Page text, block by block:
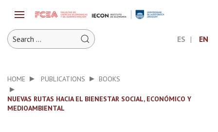
ES EN
HOME PUBLICATIONS BOOKS
NUEVAS RUTAS HACIA EL BIENESTAR SOCIAL, ECONÓMICO Y
MEDIOAMBIENTAL